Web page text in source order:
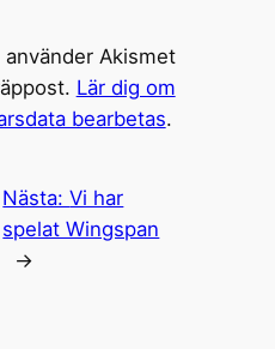
Akismet
Lär dig om
bearbetas.
Nästa:Vi har
spelat Wingspan
→